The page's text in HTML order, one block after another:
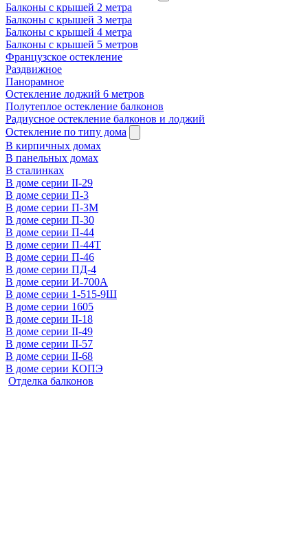
Балконы с крышей 2 метра
Балконы с крышей 3 метра
Балконы с крышей 4 метра
Балконы с крышей 5 метров
Французское остекление
Раздвижное
Панорамное
Остекление лоджий 6 метров
Полутеплое остекление балконов
Радиусное остекление балконов и лоджий
Остекление по типу дома
В кирпичных домах
В панельных домах
В сталинках
В доме серии II-29
В доме серии П-3
В доме серии П-3М
В доме серии П-30
В доме серии П-44
В доме серии П-44Т
В доме серии П-46
В доме серии ПД-4
В доме серии И-700А
В доме серии 1-515-9Ш
В доме серии 1605
В доме серии II-18
В доме серии II-49
В доме серии II-57
В доме серии II-68
В доме серии КОПЭ
Отделка балконов